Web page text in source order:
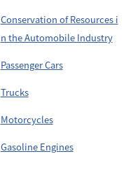
Conservation of Resources i
n the Automobile Industry
Passenger Cars
Trucks
Motorcycles
Gasoline Engines